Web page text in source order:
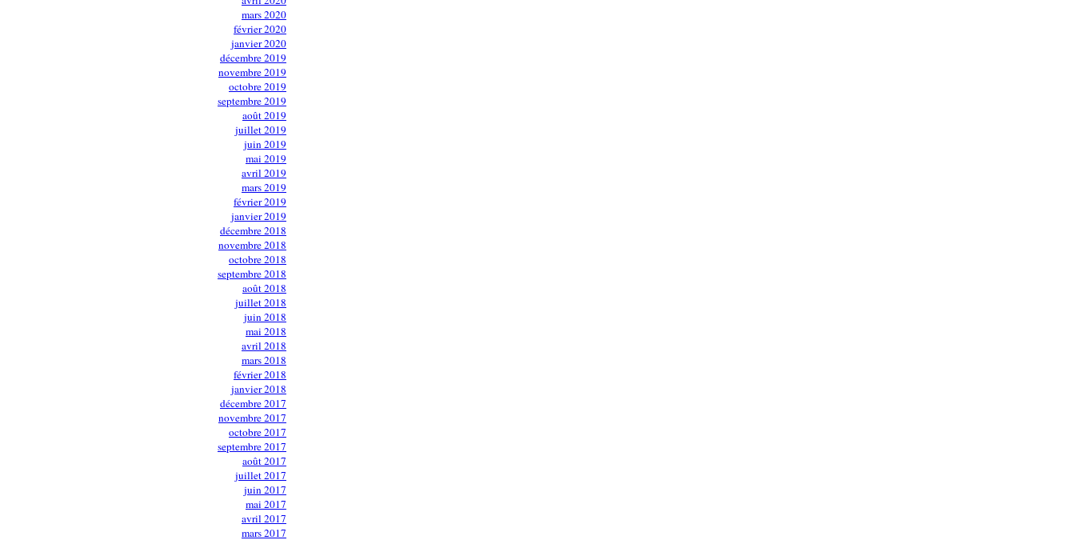
mars 2020
février 2020
janvier 2020
décembre 2019
novembre 2019
octobre 2019
septembre 2019
août 2019
juillet 2019
juin 2019
mai 2019
avril 2019
mars 2019
février 2019
janvier 2019
décembre 2018
novembre 2018
octobre 2018
septembre 2018
août 2018
juillet 2018
juin 2018
mai 2018
avril 2018
mars 2018
février 2018
janvier 2018
décembre 2017
novembre 2017
octobre 2017
septembre 2017
août 2017
juillet 2017
juin 2017
mai 2017
avril 2017
mars 2017